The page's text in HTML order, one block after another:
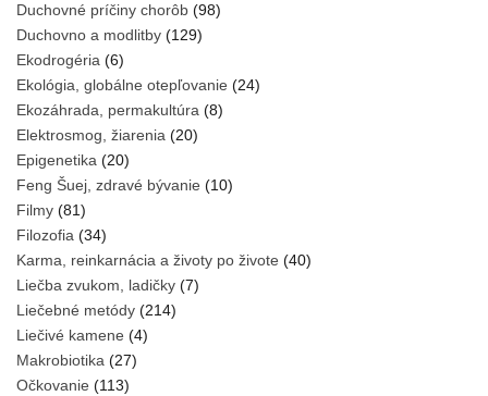
Duchovné príčiny chorôb (98)
Duchovno a modlitby (129)
Ekodrogéria (6)
Ekológia, globálne otepľovanie (24)
Ekozáhrada, permakultúra (8)
Elektrosmog, žiarenia (20)
Epigenetika (20)
Feng Šuej, zdravé bývanie (10)
Filmy (81)
Filozofia (34)
Karma, reinkarnácia a životy po živote (40)
Liečba zvukom, ladičky (7)
Liečebné metódy (214)
Liečivé kamene (4)
Makrobiotika (27)
Očkovanie (113)